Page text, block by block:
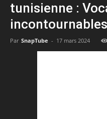
tunisienne :
incontournables
Par SnapTube - 17 mars 2024